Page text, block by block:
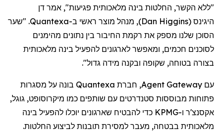
"ללא הקשר, החלטות בינה מלאכותית פגיעות", אמר דן
היגינס (
Dan Higgins
)
, מנהל מוצר ראשי ב-Quantexa. "שער
הסוכן שלנו מספק את רקמת החיבור בין נתונים מהימנים
לסוכנים חכמים, ומאפשר לארגונים להפעיל בינה מלאכותית
בצורה בטוחה, שקופה ובקנה מידה גדול".
עם Agent Gateway, חברת
Quantexa בונה על מסגרות
פתוחות מבוססות סטנדרטים עם שותפים כמו מיקרוסופט, גוגל,
אקסנצ'ר ו-KPMG כדי להבטיח שארגונים יוכלו להפעיל בינה
מלאכותית בבטחה, מעבר למסירת תובנות לביצוע החלטות.